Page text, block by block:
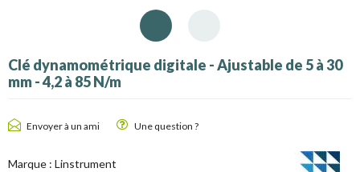
Clé dynamométrique digitale - Ajustable de 5 à 30
mm - 4,2 à 85 N/m
Envoyer à un ami Une question ?
Marque : Linstrument